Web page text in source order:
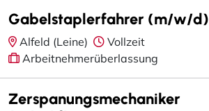
Gabelstaplerfahrer (m/w/d)
Alfeld (Leine)
Vollzeit
Arbeitnehmerüberlassung
Zerspanungsmechaniker